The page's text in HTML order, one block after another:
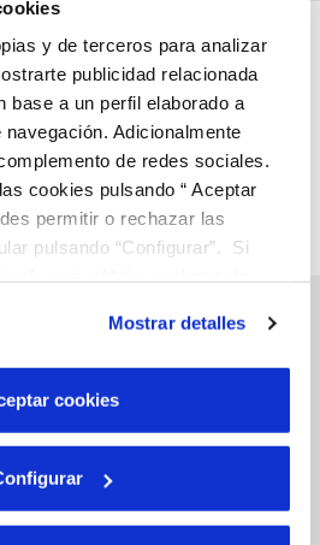
y de terceros para analizar
publicidad relacionada
base a un perfil elaborado a
Adicionalmente
de redes sociales.
cookies pulsando “ Aceptar
permitir o rechazar las
pulsando “Configurar”. Si
que el sitio web funcione y que
desactivar. Puedes consultar
Política de Cookies
Mostrar detalles
cookies